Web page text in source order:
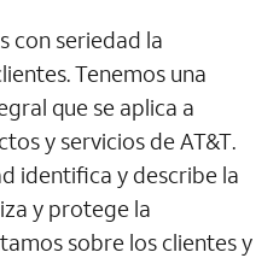
con seriedad la
Tenemos una
que se aplica a
y servicios deAT&T.
identifica y describe la
y protege la
sobre los clientes y